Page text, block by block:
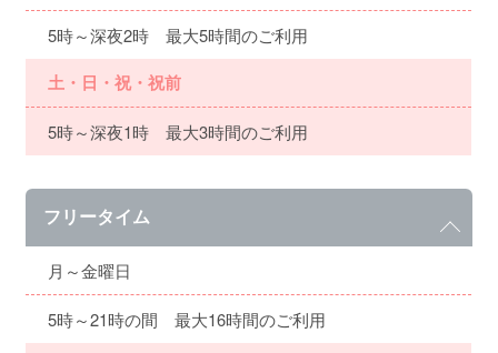
5時～深夜2時 最大5時間のご利用
土・日・祝・祝前
5時～深夜1時 最大3時間のご利用
フリータイム
月～金曜日
5時～21時の間 最大16時間のご利用